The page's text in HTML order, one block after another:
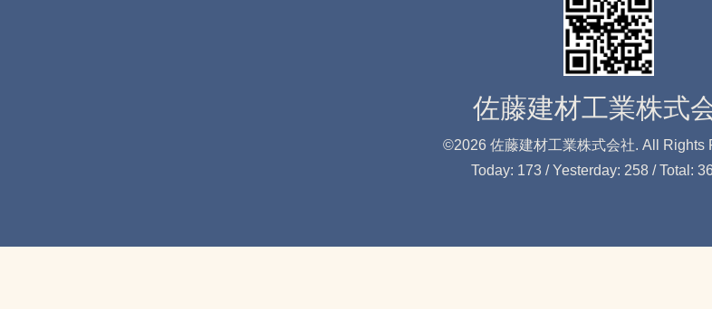
佐藤建材工業株式
©2026 佐藤建材工業株式会社. All Rights
Today: 173 / Yesterday: 258 / Total: